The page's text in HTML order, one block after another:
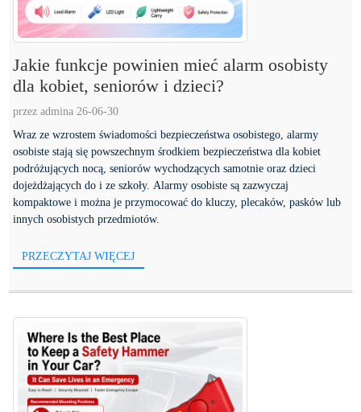
Jakie funkcje powinien mieć alarm osobisty
dla kobiet, seniorów i dzieci?
przez admina 26-06-30
Wraz ze wzrostem świadomości bezpieczeństwa osobistego, alarmy
osobiste stają się powszechnym środkiem bezpieczeństwa dla kobiet
podróżujących nocą, seniorów wychodzących samotnie oraz dzieci
dojeżdżających do i ze szkoły. Alarmy osobiste są zazwyczaj
kompaktowe i można je przymocować do kluczy, plecaków, pasków lub
innych osobistych przedmiotów.
PRZECZYTAJ WIĘCEJ